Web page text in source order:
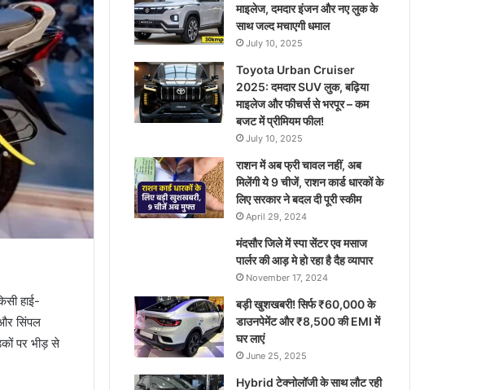
हाई-
सिंपल
पर भीड़ से
माइलेज, दमदार इंजन और नए लुक के
साथ जल्द मचाएगी धमाल
July 10, 2025
Toyota Urban Cruiser
2025: दमदार SUV लुक, बढ़िया
माइलेज और फीचर्स से भरपूर – कम
बजट में प्रीमियम फील!
July 10, 2025
राशन में अब फ्री चावल नहीं, अब
मिलेंगी ये 9 चीजें, राशन कार्ड धारकों के
लिए सरकार ने बदल दी पूरी स्कीम
April 29, 2024
मंदसौर जिले में स्पा सेंटर एव मसाज
पार्लर की आड़ मे हो रहा है दैह व्यापार
November 17, 2024
बड़ी खुशखबरी! सिर्फ ₹60,000 के
डाउनपेमेंट और ₹8,500 की EMI में
घर लाएं
June 25, 2025
Hybrid टेक्नोलॉजी के साथ लौट रही